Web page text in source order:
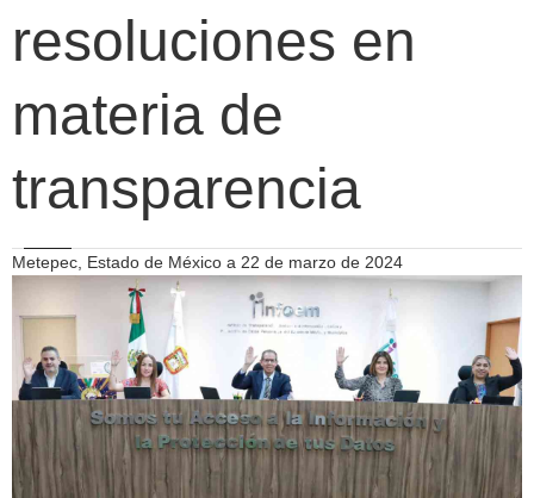
resoluciones en
materia de
transparencia
Metepec, Estado de México a 22 de marzo de 2024